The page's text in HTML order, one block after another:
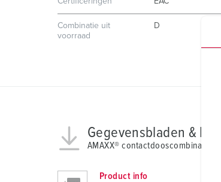
Combinatie uit
voorraad
D
Gegevensbladen &
AMAXX® contactdooscombinatie
Product info